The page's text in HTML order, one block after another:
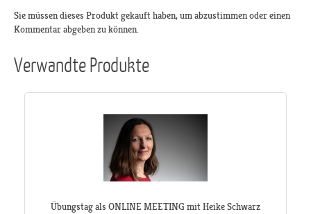
Sie müssen dieses Produkt gekauft haben, um abzustimmen oder einen
Kommentar abgeben zu können.
Verwandte Produkte
Übungstag als ONLINE MEETING mit Heike Schwarz